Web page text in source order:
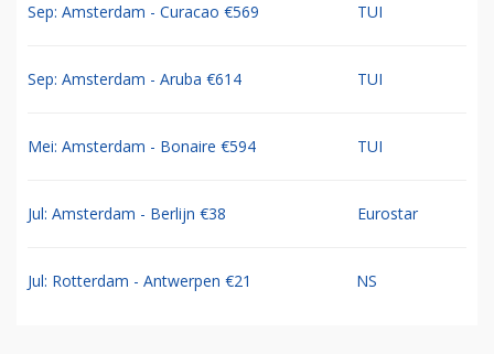
Sep: Amsterdam - Curacao €569 TUI
Sep: Amsterdam - Aruba €614 TUI
Mei: Amsterdam - Bonaire €594 TUI
Jul: Amsterdam - Berlijn €38 Eurostar
Jul: Rotterdam - Antwerpen €21 NS